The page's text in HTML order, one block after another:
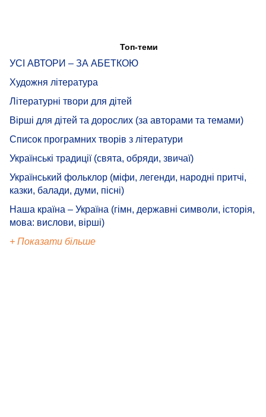
Топ-теми
УСІ АВТОРИ – ЗА АБЕТКОЮ
Художня література
Літературні твори для дітей
Вірші для дітей та дорослих (за авторами та темами)
Список програмних творів з літератури
Українські традиції (свята, обряди, звичаї)
Український фольклор (міфи, легенди, народні притчі,
казки, балади, думи, пісні)
Наша країна – Україна (гімн, державні символи, історія,
мова: вислови, вірші)
+ Показати більше